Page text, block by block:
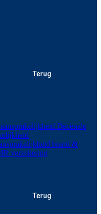
Terug
Decenale
brand &
verzekering
Terug